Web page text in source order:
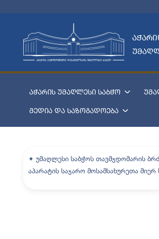
აჭარის უმაღლესი საბჭო
მედია და საზოგადოება
✦ უმაღლესი საბჭოს თავმჯდომარის
აპარატის საჯარო მოსამსახურეთა მიერ